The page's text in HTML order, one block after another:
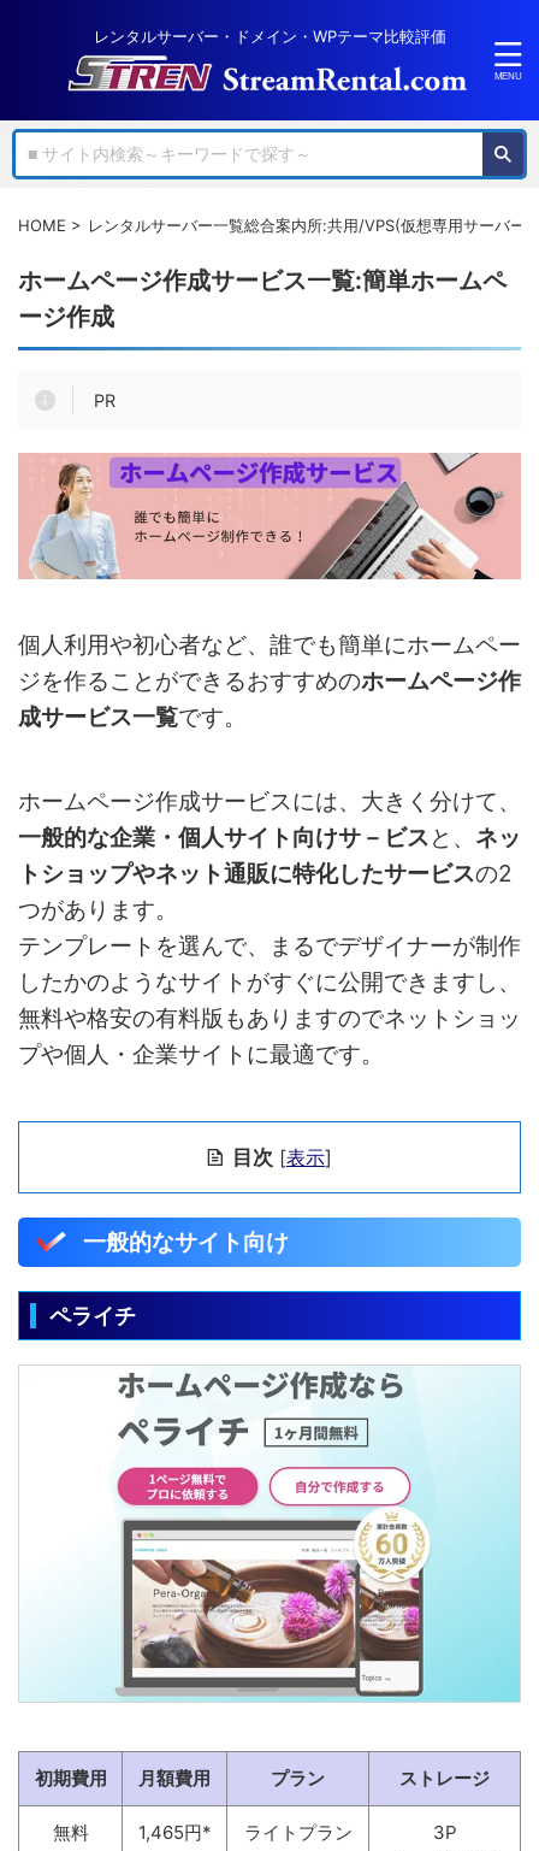
レンタルサーバー・ドメイン・WPテーマ比較評価
HOME > レンタルサーバー一覧総合案内所:共用/VPS(仮想専用サーバー
ホームページ作成サービス一覧:簡単ホームペ
ージ作成
PR
個人利用や初心者など、誰でも簡単にホームペー
ジを作ることができるおすすめのホームページ作
成サービス一覧です。
ホームページ作成サービスには、大きく分けて、
一般的な企業・個人サイト向けサ－ビス と、 ネッ
トショップやネット通販に特化したサービスの2
つがあります。
テンプレートを選んで、まるでデザイナーが制作
したかのようなサイトがすぐに公開できますし、
無料や格安の有料版もありますのでネットショッ
プや個人・企業サイトに最適です。
目次 [表示]
一般的なサイト向け
ペライチ
初期費用 月額費用 プラン ストレージ
無料 1,465円* ライトプラン 3P